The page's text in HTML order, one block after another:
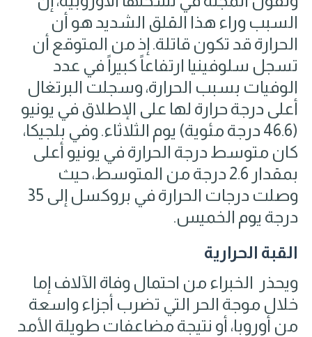
السبب وراء هذا القلق الشديد هو أن
الحرارة قد تكون قاتلة. إذ من المتوقع أن
تسجل سلوفينيا ارتفاعاً كبيراً في عدد
الوفيات بسبب الحرارة، وسجلت البرتغال
أعلى درجة حرارة لها على الإطلاق في يونيو
(46.6 درجة مئوية) يوم الثلاثاء. وفي بلجيكا،
كان متوسط ​​درجة الحرارة في يونيو أعلى
بمقدار 2.6 درجة من المتوسط، حيث
وصلت درجات الحرارة في بروكسل إلى 35
درجة يوم الخميس.
القبة الحرارية
ويحذر الخبراء من احتمال وفاة الآلاف إما
خلال موجة الحر التي تضرب أجزاء واسعة
من أوروبا، أو نتيجة مضاعفات طويلة الأمد